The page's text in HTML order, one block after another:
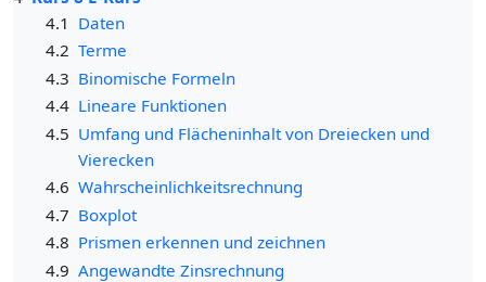
4.1 Daten
4.2 Terme
4.3 Binomische Formeln
4.4 Lineare Funktionen
4.5 Umfang und Flächeninhalt von Dreiecken und
Vierecken
4.6 Wahrscheinlichkeitsrechnung
4.7 Boxplot
4.8 Prismen erkennen und zeichnen
4.9 Angewandte Zinsrechnung